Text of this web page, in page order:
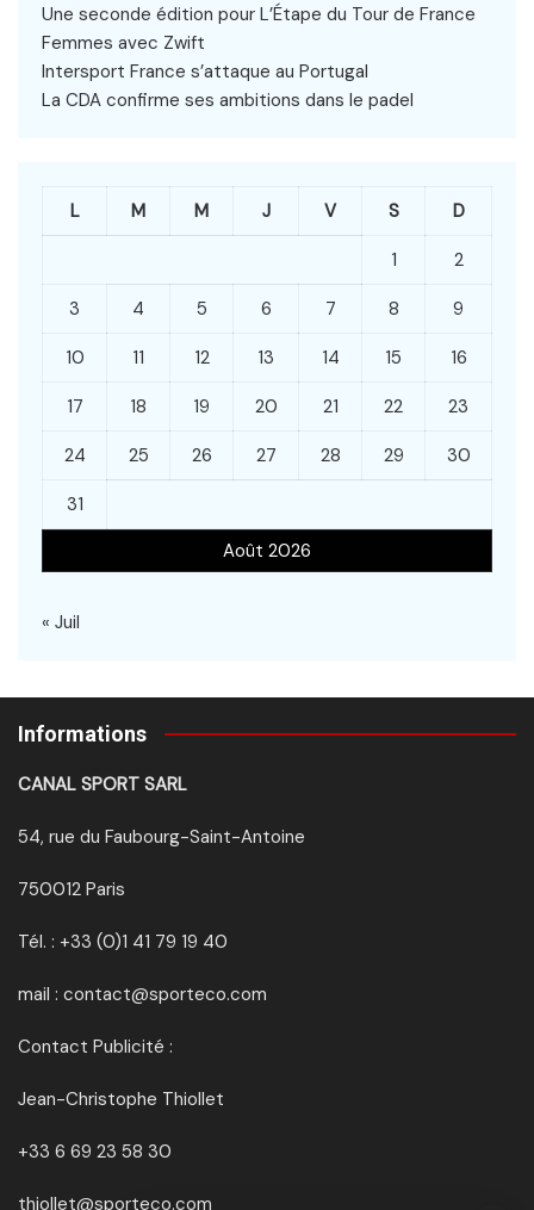
Une seconde édition pour L’Étape du Tour de France
Femmes avec Zwift
Intersport France s’attaque au Portugal
La CDA confirme ses ambitions dans le padel
Août 2026
L M M J V S D
1 2
3 4 5 6 7 8 9
10 11 12 13 14 15 16
17 18 19 20 21 22 23
24 25 26 27 28 29 30
31
« Juil
Informations
CANAL SPORT SARL
54, rue du Faubourg-Saint-Antoine
750012 Paris
Tél. : +33 (0)1 41 79 19 40
mail : contact@sporteco.com
Contact Publicité :
Jean-Christophe Thiollet
+33 6 69 23 58 30
thiollet@sporteco.com